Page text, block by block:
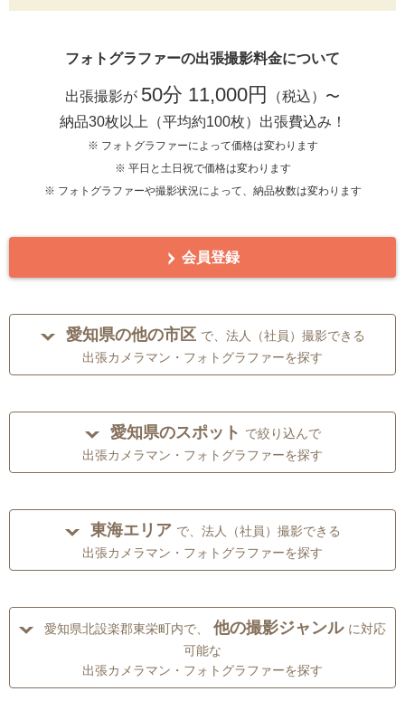
フォトグラファーの出張撮影料金について
出張撮影が 50分 11,000円
（税込）〜
納品30枚以上（平均約100枚）出張費込み！
※ フォトグラファーによって価格は変わります
※ 平日と土日祝で価格は変わります
※ フォトグラファーや撮影状況によって、納品枚数は変わります
会員登録
愛知県の他の市区 で、法人（社員）撮影できる
出張カメラマン・フォトグラファーを探す
愛知県のスポット で絞り込んで
出張カメラマン・フォトグラファーを探す
東海エリア で、法人（社員）撮影できる
出張カメラマン・フォトグラファーを探す
愛知県北設楽郡東栄町内で、 他の撮影ジャンル に対応
可能な
出張カメラマン・フォトグラファーを探す